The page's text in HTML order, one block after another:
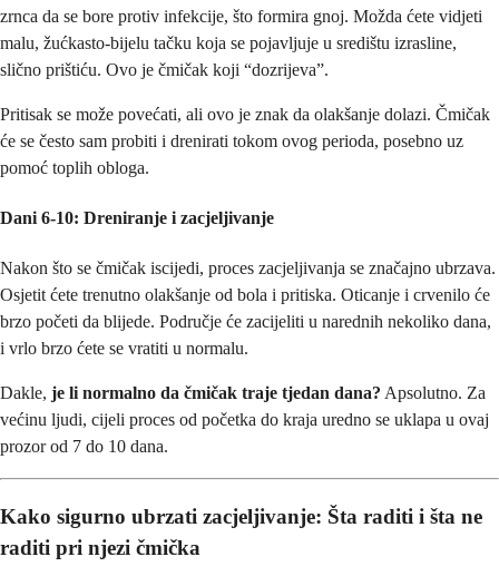
zrnca da se bore protiv infekcije, što formira gnoj. Možda ćete vidjeti
malu, žućkasto-bijelu tačku koja se pojavljuje u središtu izrasline,
slično prištiću. Ovo je čmičak koji “dozrijeva”.
Pritisak se može povećati, ali ovo je znak da olakšanje dolazi. Čmičak
će se često sam probiti i drenirati tokom ovog perioda, posebno uz
pomoć toplih obloga.
Dani 6-10: Dreniranje i zacjeljivanje
Nakon što se čmičak iscijedi, proces zacjeljivanja se značajno ubrzava.
Osjetit ćete trenutno olakšanje od bola i pritiska. Oticanje i crvenilo će
brzo početi da blijede. Područje će zacijeliti u narednih nekoliko dana,
i vrlo brzo ćete se vratiti u normalu.
Dakle, je li normalno da čmičak traje tjedan dana? Apsolutno. Za
većinu ljudi, cijeli proces od početka do kraja uredno se uklapa u ovaj
prozor od 7 do 10 dana.
Kako sigurno ubrzati zacjeljivanje: Šta raditi i šta ne
raditi pri njezi čmička